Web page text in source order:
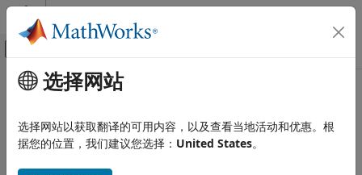
跳到内容
画布外导航菜单切换
文档主页
数学
图和网络算法
主要内容
simplify
将多重图简化为简单图
选择网站
选择网站以获取翻译的可用内容，以及查看当地活动和优惠。根
据您的位置，我们建议您选择： United States。